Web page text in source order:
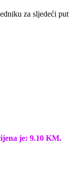
za sljedeći
je: 9.10 KM.